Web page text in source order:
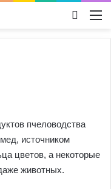
пчеловодства
источником
цветов, а некоторые
животных.